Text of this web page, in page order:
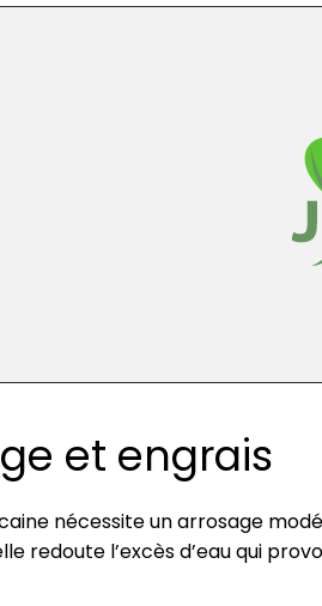
et engrais
nécessite un arrosage
redoute l’excès d’eau qui